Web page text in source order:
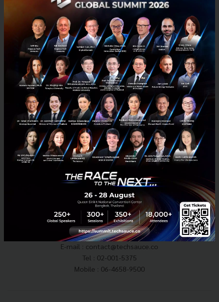
KTB ตั้ง ‘กรุงไทย เวนเจอร์ส’ ลุยธุรกิจ Venture Capital
KTB แจ้งตลาดหลักทรัพย์เย็นวานนี้ว่า บริษัท กรุงไทยแอดไวซ์เซอรี่ จำกัด
(KTA) ซึ่งเป็นบริษัทย่อยที่ธนาคารถือหุ้น 99.99% และเป็นบริษัทในกลุ่ม
ธุรกิจทางการเงินของธนาคาร ได้จดทะเบียนจัดต...
มีนาคม 29, 2024 | ByTechsauce Team
News ktb venture-capital Krungthai Ventures
E-mail : contact@techsauce.co
Tel : 02-001-5375
Mobile : 06-4658-9500